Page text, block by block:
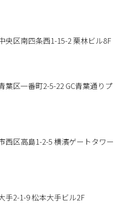
央区南四条西1-15-2 栗林ビル8F
葉区一番町2-5-22 GC青葉通りプ
西区高島1-2-5 横濱ゲートタワー
手2-1-9 松本大手ビル2F